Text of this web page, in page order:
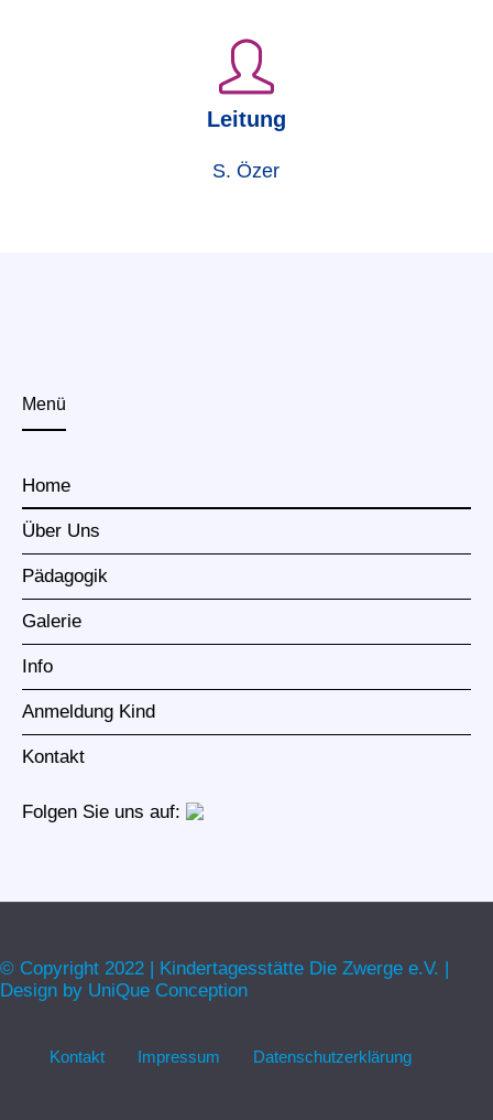
Leitung
S. Özer
Menü
Home
Über Uns
Pädagogik
Galerie
Info
Anmeldung Kind
Kontakt
Folgen Sie uns auf:
© Copyright 2022 | Kindertagesstätte Die Zwerge e.V. |
Design by UniQue Conception
Kontakt Impressum Datenschutzerklärung